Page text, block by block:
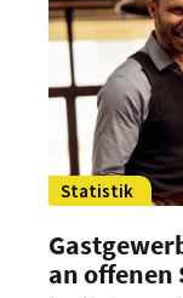
Statistik
an offenen